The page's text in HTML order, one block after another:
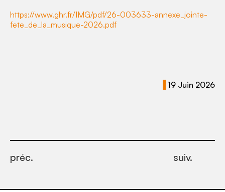
https://www.ghr.fr/IMG/pdf/26-003633-annexe_jointe-
fete_de_la_musique-2026.pdf
19 Juin 2026
préc. suiv.